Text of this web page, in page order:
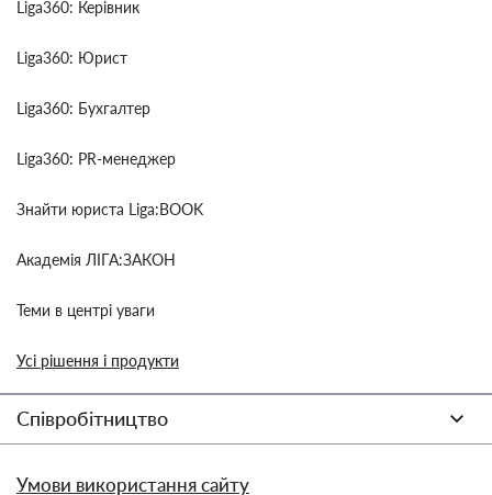
Liga360: Керівник
Liga360: Юрист
Liga360: Бухгалтер
Liga360: PR-менеджер
Знайти юриста Liga:BOOK
Академія ЛІГА:ЗАКОН
Теми в центрі уваги
Усі рішення і продукти
Співробітництво
Умови використання сайту